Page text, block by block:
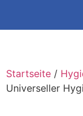
Startseite /
Universeller